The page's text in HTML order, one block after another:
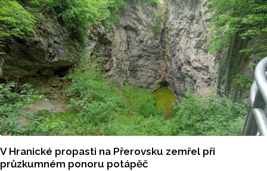
O dopravě, ale i o případech, která musela Městská
policie Olomouc (MPO) řešit mluvil v pocastu Radia
Metropole s Tomášem Gottwaldem mluvčí MPO Petr
Čunderle.
V Hranické propasti na Přerovsku zemřel při
průzkumném ponoru potápěč